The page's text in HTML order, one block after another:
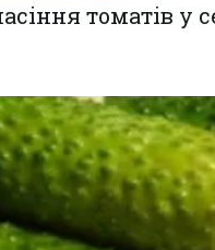
томатів у